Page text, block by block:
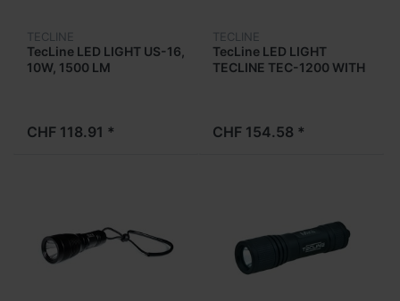
TECLINE
TecLine LED LIGHT US-16,
10W, 1500 LM
CHF 118.91 *
TECLINE
TecLine LED LIGHT
TECLINE TEC-1200 WITH
CHF 154.58 *